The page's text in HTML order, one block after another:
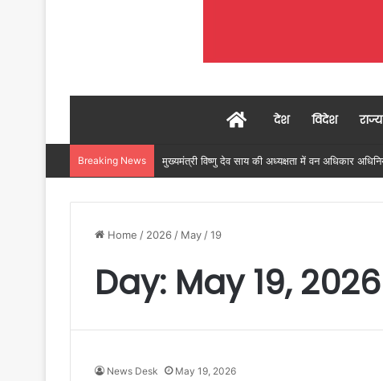
Homeदेश विदेश राज्य
Breaking News
Home / 2026 / May /19
Day: May 19, 2026
News Desk May 19, 2026